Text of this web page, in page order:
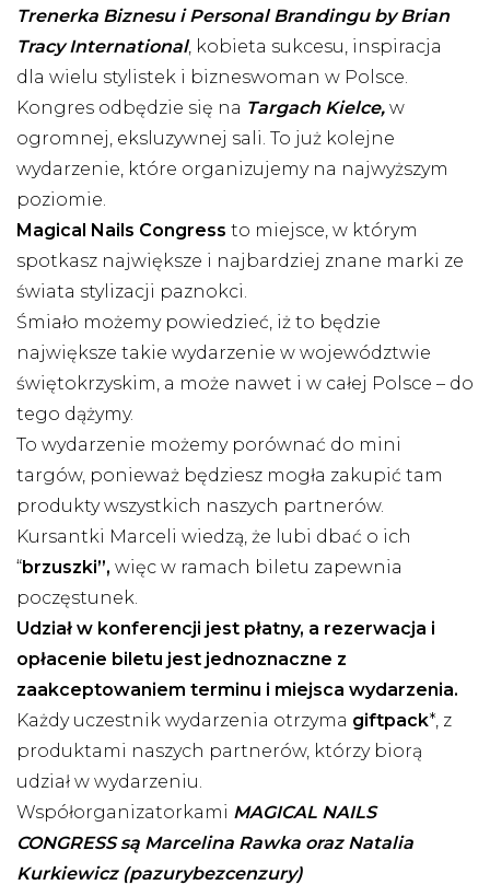
Trenerka Biznesu i Personal Brandingu by Brian
Tracy International, kobieta sukcesu, inspiracja
dla wielu stylistek i bizneswoman w Polsce.
Kongres odbędzie się na Targach Kielce, w
ogromnej, eksluzywnej sali. To już kolejne
wydarzenie, które organizujemy na najwyższym
poziomie.
Magical Nails Congress to miejsce, w którym
spotkasz największe i najbardziej znane marki ze
świata stylizacji paznokci.
Śmiało możemy powiedzieć, iż to będzie
największe takie wydarzenie w województwie
świętokrzyskim, a może nawet i w całej Polsce – do
tego dążymy.
To wydarzenie możemy porównać do mini
targów, ponieważ będziesz mogła zakupić tam
produkty wszystkich naszych partnerów.
Kursantki Marceli wiedzą, że lubi dbać o ich
“brzuszki”, więc w ramach biletu zapewnia
poczęstunek.
Udział w konferencji jest płatny, a rezerwacja i
opłacenie biletu jest jednoznaczne z
zaakceptowaniem terminu i miejsca wydarzenia.
Każdy uczestnik wydarzenia otrzyma giftpack*, z
produktami naszych partnerów, którzy biorą
udział w wydarzeniu.
Współorganizatorkami MAGICAL NAILS
CONGRESS są Marcelina Rawka oraz Natalia
Kurkiewicz (pazurybezcenzury)